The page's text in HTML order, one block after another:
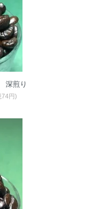
深煎り
74円)